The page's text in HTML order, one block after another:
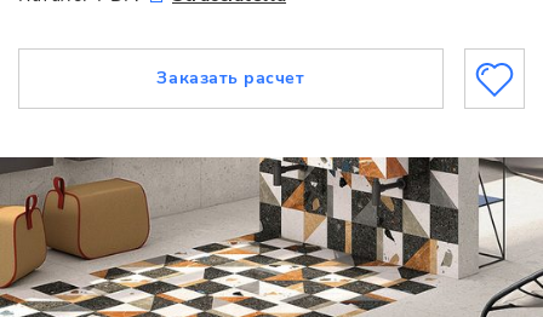
Заказать расчет